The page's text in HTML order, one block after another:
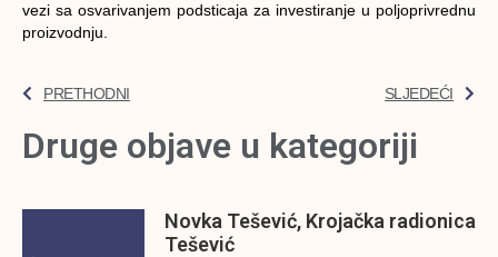
vezi sa osvarivanjem podsticaja za investiranje u poljoprivrednu
proizvodnju.
PRETHODNI SLJEDEĆI
Druge objave u kategoriji
Novka Tešević, Krojačka radionica
Tešević